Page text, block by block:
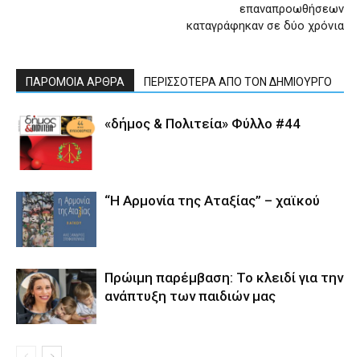
επαναπροωθήσεων
καταγράφηκαν σε δύο χρόνια
ΠΑΡΟΜΟΙΑ ΑΡΘΡΑ ΠΕΡΙΣΣΟΤΕΡΑ ΑΠΟ ΤΟΝ ΔΗΜΙΟΥΡΓΟ
«δήμος & Πολιτεία» Φύλλο #44
“Η Αρμονία της Αταξίας” – χαϊκού
Πρώιμη παρέμβαση: Το κλειδί για την
ανάπτυξη των παιδιών µας